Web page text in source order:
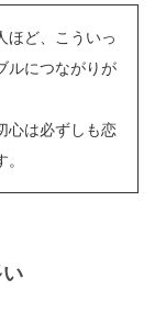
ほど、こういっ
ルにつながりが
心は必ずしも恋